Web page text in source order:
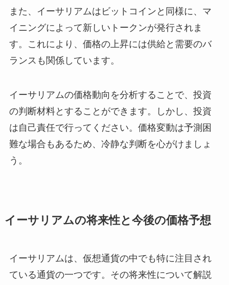
また、イーサリアムはビットコインと同様に、マ
イニングによって新しいトークンが発行されま
す。これにより、価格の上昇には供給と需要のバ
ランスも関係しています。
イーサリアムの価格動向を分析することで、投資
の判断材料とすることができます。しかし、投資
は自己責任で行ってください。価格変動は予測困
難な場合もあるため、冷静な判断を心がけましょ
う。
イーサリアムの将来性と今後の価格予想
イーサリアムは、仮想通貨の中でも特に注目され
ている通貨の一つです。その将来性について解説